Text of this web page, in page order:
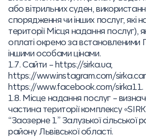
або вітрильних суден,
спорядження чи інших послуг, які
території Місця надання послуг),
оплаті окремо за встановленими
іншими особами цінами.
1.7. Сайти – https://sirka.ua;
https://www.instagram.com/
https://www.facebook.com/sirka11.
1.8. Місце надання послуг –
частина території комплексу
“Заозерне 1” Залузької сільської
району Львівської області.